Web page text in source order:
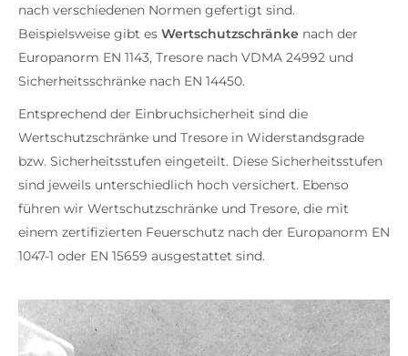
nach verschiedenen Normen gefertigt sind.
Beispielsweise gibt es Wertschutzschränke nach der
Europanorm EN 1143, Tresore nach VDMA 24992 und
Sicherheitsschränke nach EN 14450.
Entsprechend der Einbruchsicherheit sind die
Wertschutzschränke und Tresore in Widerstandsgrade
bzw. Sicherheitsstufen eingeteilt. Diese Sicherheitsstufen
sind jeweils unterschiedlich hoch versichert. Ebenso
führen wir Wertschutzschränke und Tresore, die mit
einem zertifizierten Feuerschutz nach der Europanorm EN
1047-1 oder EN 15659 ausgestattet sind.